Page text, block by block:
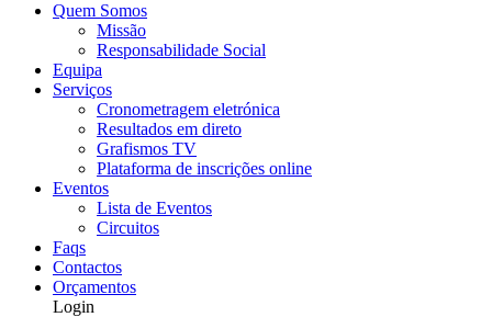
Quem Somos
Missão
Responsabilidade Social
Equipa
Serviços
Cronometragem eletrónica
Resultados em direto
Grafismos TV
Plataforma de inscrições online
Eventos
Lista de Eventos
Circuitos
Faqs
Contactos
Orçamentos
Login